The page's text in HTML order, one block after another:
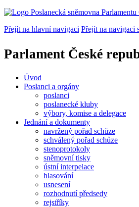
Přejít na hlavní navigaci Přejít na navigaci
Parlament České
Úvod
Poslanci a orgány
poslanci
poslanecké kluby
výbory, komise a delegace
Jednání a dokumenty
navržený pořad schůze
schválený pořad schůze
stenoprotokoly
sněmovní tisky
ústní interpelace
hlasování
usnesení
rozhodnutí předsedy
rejstříky